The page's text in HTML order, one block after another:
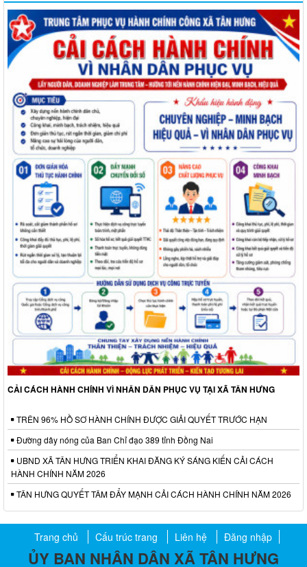
CẢI CÁCH HÀNH CHÍNH VÌ NHÂN DÂN PHỤC VỤ TẠI XÃ TÂN HƯNG
TRÊN 96% HỒ SƠ HÀNH CHÍNH ĐƯỢC GIẢI QUYẾT TRƯỚC HẠN
Đường dây nóng của Ban Chỉ đạo 389 tỉnh Đồng Nai
UBND XÃ TÂN HƯNG TRIỂN KHAI ĐĂNG KÝ SÁNG KIẾN CẢI CÁCH
HÀNH CHÍNH NĂM 2026
TÂN HƯNG QUYẾT TÂM ĐẨY MẠNH CẢI CÁCH HÀNH CHÍNH NĂM 2026
Trang chủ Cấu trúc trang Liên hệ Đăng nhập
ỦY BAN NHÂN DÂN XÃ TÂN HƯNG